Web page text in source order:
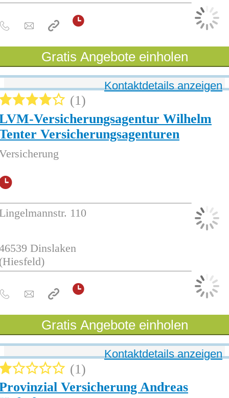
Gratis Angebote einholen
Versicherungsagentur Wilhelm
Versicherungsagenturen
1
110
Dinslaken
Kontaktdetails anzeigen
Gratis Angebote einholen
Versicherung Andreas
1
Kontaktdetails anzeigen